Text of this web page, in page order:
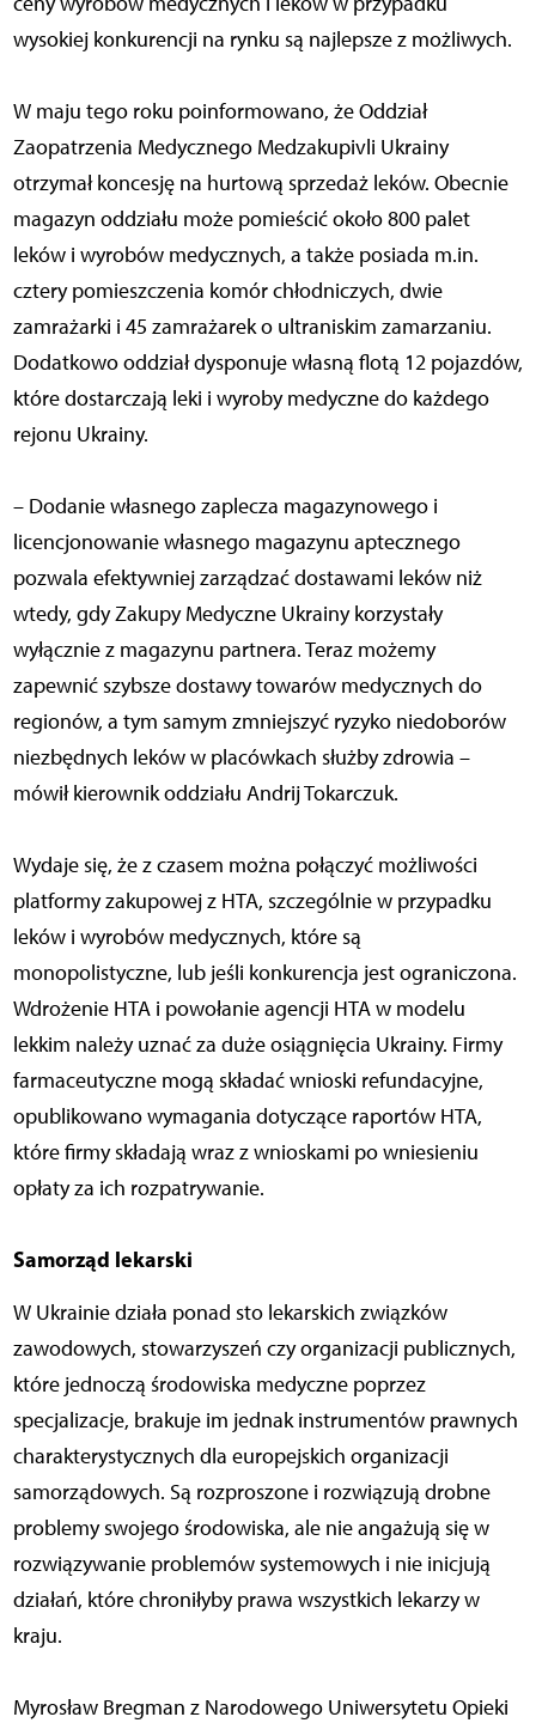
wysokiej konkurencji na rynku są najlepsze z możliwych.
W maju tego roku poinformowano, że Oddział
Zaopatrzenia Medycznego Medzakupivli Ukrainy
otrzymał koncesję na hurtową sprzedaż leków. Obecnie
magazyn oddziału może pomieścić około 800 palet
leków i wyrobów medycznych, a także posiada m.in.
cztery pomieszczenia komór chłodniczych, dwie
zamrażarki i 45 zamrażarek o ultraniskim zamarzaniu.
Dodatkowo oddział dysponuje własną flotą 12 pojazdów,
które dostarczają leki i wyroby medyczne do każdego
rejonu Ukrainy.
– Dodanie własnego zaplecza magazynowego i
licencjonowanie własnego magazynu aptecznego
pozwala efektywniej zarządzać dostawami leków niż
wtedy, gdy Zakupy Medyczne Ukrainy korzystały
wyłącznie z magazynu partnera. Teraz możemy
zapewnić szybsze dostawy towarów medycznych do
regionów, a tym samym zmniejszyć ryzyko niedoborów
niezbędnych leków w placówkach służby zdrowia –
mówił kierownik oddziału Andrij Tokarczuk.
Wydaje się, że z czasem można połączyć możliwości
platformy zakupowej z HTA, szczególnie w przypadku
leków i wyrobów medycznych, które są
monopolistyczne, lub jeśli konkurencja jest ograniczona.
Wdrożenie HTA i powołanie agencji HTA w modelu
lekkim należy uznać za duże osiągnięcia Ukrainy. Firmy
farmaceutyczne mogą składać wnioski refundacyjne,
opublikowano wymagania dotyczące raportów HTA,
które firmy składają wraz z wnioskami po wniesieniu
opłaty za ich rozpatrywanie.
Samorząd lekarski
W Ukrainie działa ponad sto lekarskich związków
zawodowych, stowarzyszeń czy organizacji publicznych,
które jednoczą środowiska medyczne poprzez
specjalizacje, brakuje im jednak instrumentów prawnych
charakterystycznych dla europejskich organizacji
samorządowych. Są rozproszone i rozwiązują drobne
problemy swojego środowiska, ale nie angażują się w
rozwiązywanie problemów systemowych i nie inicjują
działań, które chroniłyby prawa wszystkich lekarzy w
kraju.
Myrosław Bregman z Narodowego Uniwersytetu Opieki